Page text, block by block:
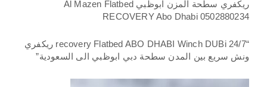
ريكفري سطحة المزن ابوظبي Al Mazen Flatbed
RECOVERY Abo Dhabi 0502880234
“recovery Flatbed ABO DHABI Winch DUBi 24/7 ريكفري
ونش سريع بين المدن سطحة دبي ابوظبي الى السعودية”